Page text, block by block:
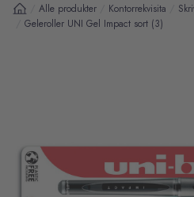
Alle produkter Kontorrekvisita
Geleroller UNI Gel Impact sort (3)